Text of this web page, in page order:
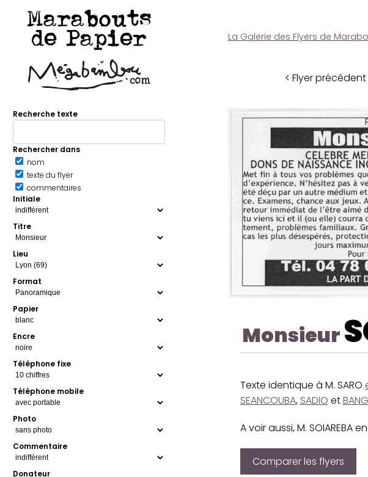
Marabouts
de Papier
Recherche texte
Rechercher dans
nom
texte du flyer
commentaires
Initiale
Titre
Lieu
Format
Papier
Encre
Téléphone fixe
Téléphone mobile
Photo
Commentaire
Donateur
La Galerie des Flyers de
< Flyer précédent
Monsieur
Texte identique à M. SARO
SEANCOUBA, SADIO et
A voir aussi, M. SOIAREBA en
Comparer les flyers